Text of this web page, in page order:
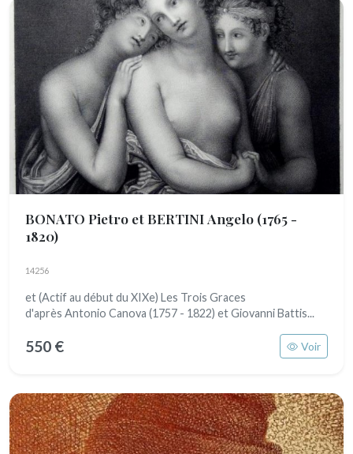
BONATO Pietro et BERTINI Angelo (1765 -
1820)
14256
et (Actif au début du XIXe) Les Trois Graces
d'après Antonio Canova (1757 - 1822) et Giovanni Battis...
550 € Voir